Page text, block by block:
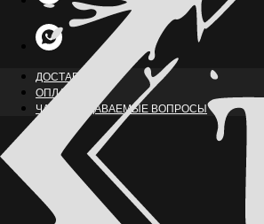
ДОСТАВКА
ОПЛАТА
ЧАСТО ЗАДАВАЕМЫЕ ВОПРОСЫ